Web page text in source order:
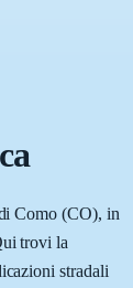
Como (CO), in
trovi la
stradali